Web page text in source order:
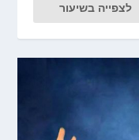
לצפייה בשיעור